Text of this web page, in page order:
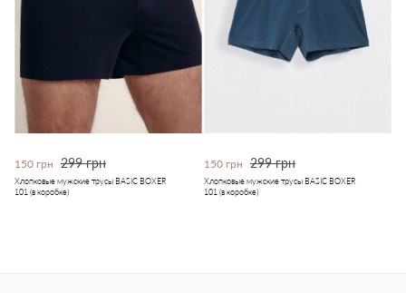
150 грн 299 грн
Хлопковые мужские трусы BASIC BOXER
101 (в коробке)
150 грн 299 грн
Хлопковые мужские трусы BASIC BOXER
101 (в коробке)